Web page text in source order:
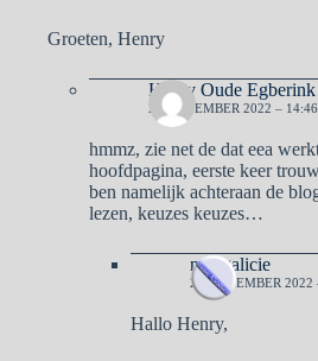
Groeten, Henry
Henry Oude Egberink
28 NOVEMBER 2022 – 14:46
hmmz, zie net de dat eea
hoofdpagina, eerste keer
ben namelijk achteraan de
lezen, keuzes keuzes…
naargalicie
28 NOVEMBER 2022
Hallo Henry,